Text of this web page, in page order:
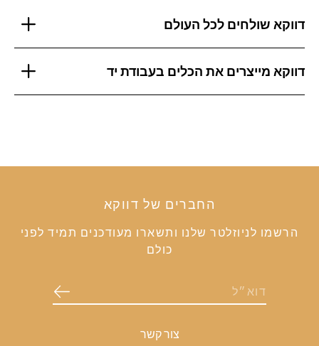
דווקא שולחים לכל העולם
דווקא מייצרים את הכלים בעבודת יד
החברים של דווקא
הרשמו לניוזלטר שלנו ותשארו מעודכנים תמיד לפני
כולם
צור קשר